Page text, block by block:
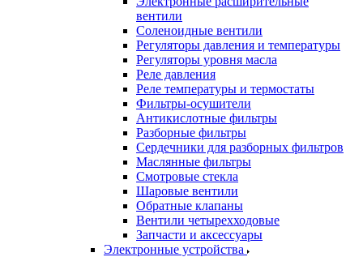
вентили
Соленоидные вентили
Регуляторы давления и температуры
Регуляторы уровня масла
Реле давления
Реле температуры и термостаты
Фильтры-осушители
Антикислотные фильтры
Разборные фильтры
Сердечники для разборных фильтров
Маслянные фильтры
Смотровые стекла
Шаровые вентили
Обратные клапаны
Вентили четырехходовые
Запчасти и аксессуары
Электронные устройства